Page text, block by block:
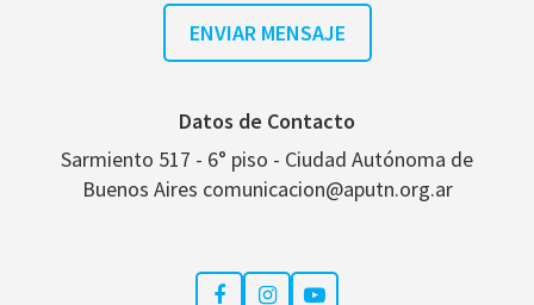
Datos de Contacto
Sarmiento 517 - 6° piso - Ciudad Autónoma de
Buenos Aires comunicacion@aputn.org.ar